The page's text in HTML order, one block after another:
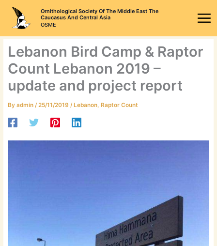
content
Ornithological Society Of The Middle East The
Caucasus And Central Asia
OSME
Lebanon Bird Camp & Raptor
Count Lebanon 2019 –
update and project report
Byadmin /25/11/2019 /Lebanon,Raptor Count